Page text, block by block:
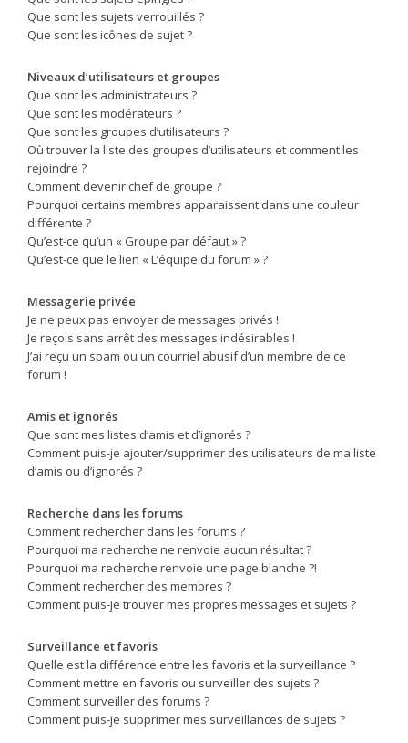
Que sont les sujets verrouillés ?
Que sont les icônes de sujet ?
Niveaux d’utilisateurs et groupes
Que sont les administrateurs ?
Que sont les modérateurs ?
Que sont les groupes d’utilisateurs ?
Où trouver la liste des groupes d’utilisateurs et comment les
rejoindre ?
Comment devenir chef de groupe ?
Pourquoi certains membres apparaissent dans une couleur
différente ?
Qu’est-ce qu’un « Groupe par défaut » ?
Qu’est-ce que le lien « L’équipe du forum » ?
Messagerie privée
Je ne peux pas envoyer de messages privés !
Je reçois sans arrêt des messages indésirables !
J’ai reçu un spam ou un courriel abusif d’un membre de ce
forum !
Amis et ignorés
Que sont mes listes d’amis et d’ignorés ?
Comment puis-je ajouter/supprimer des utilisateurs de ma liste
d’amis ou d’ignorés ?
Recherche dans les forums
Comment rechercher dans les forums ?
Pourquoi ma recherche ne renvoie aucun résultat ?
Pourquoi ma recherche renvoie une page blanche ?!
Comment rechercher des membres ?
Comment puis-je trouver mes propres messages et sujets ?
Surveillance et favoris
Quelle est la différence entre les favoris et la surveillance ?
Comment mettre en favoris ou surveiller des sujets ?
Comment surveiller des forums ?
Comment puis-je supprimer mes surveillances de sujets ?